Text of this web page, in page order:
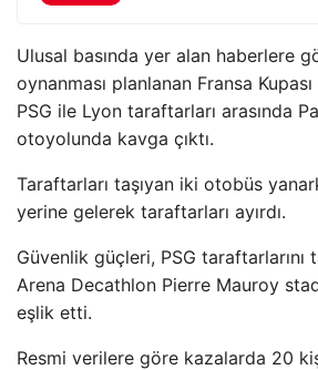
Ulusal basında yer alan haberlere
oynanması planlanan Fransa
PSG ile Lyon taraftarları arasında
otoyolunda kavga çıktı.
Taraftarları taşıyan iki otobüs
yerine gelerek taraftarları ayırdı.
Güvenlik güçleri, PSG taraftarlarını
Arena Decathlon Pierre Mauroy
eşlik etti.
Resmi verilere göre kazalarda 20